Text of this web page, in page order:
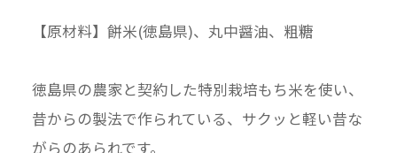
【原材料】餅米(徳島県)、丸中醤油、粗糖
徳島県の農家と契約した特別栽培もち米を使い、
昔からの製法で作られている、サクッと軽い昔な
がらのあられです。